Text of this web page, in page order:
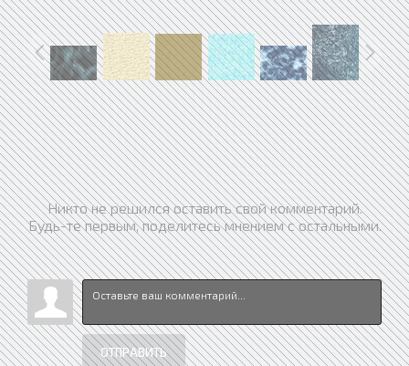
Никто не решился оставить свой комментарий.
Будь-те первым, поделитесь мнением с остальными.
ОТПРАВИТЬ